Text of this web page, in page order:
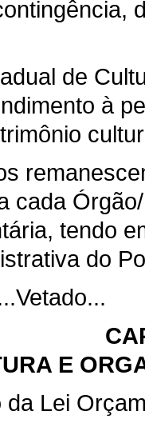
de
à
cada
tendo
do
E
da Lei